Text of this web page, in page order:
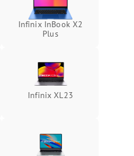
Infinix InBook X2
Plus
Infinix XL23